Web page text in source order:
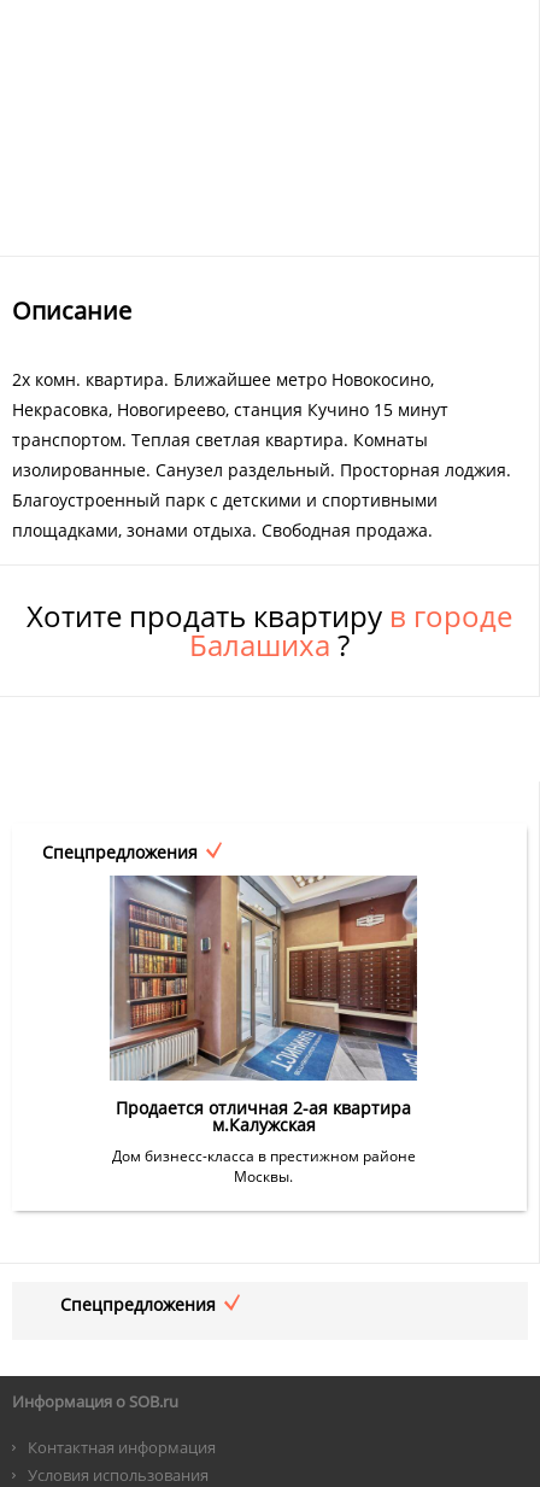
Описание
2х комн. квартира. Ближайшее метро Новокосино,
Некрасовка, Новогиреево, станция Кучино 15 минут
транспортом. Теплая светлая квартира. Комнаты
изолированные. Санузел раздельный. Просторная лоджия.
Благоустроенный парк с детскими и спортивными
площадками, зонами отдыха. Свободная продажа.
Хотите продать квартиру в городе
Балашиха ?
Спецпредложения
Продается отличная 2-ая квартира
м.Калужская
Дом бизнесс-класса в престижном районе
Москвы.
Спецпредложения
Информация о SOB.ru
Контактная информация
Условия использования